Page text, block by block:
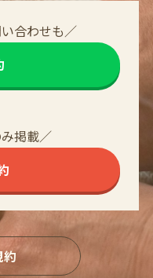
合わせも／
掲載／
約